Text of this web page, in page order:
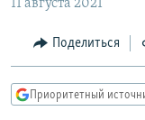
Вернутся
Вернутся
МНЕНИЯ
КУЛЬТУРА
КАВКАЗ.РЕАЛИИ
11 августа 2021
Поделиться
Приоритетный